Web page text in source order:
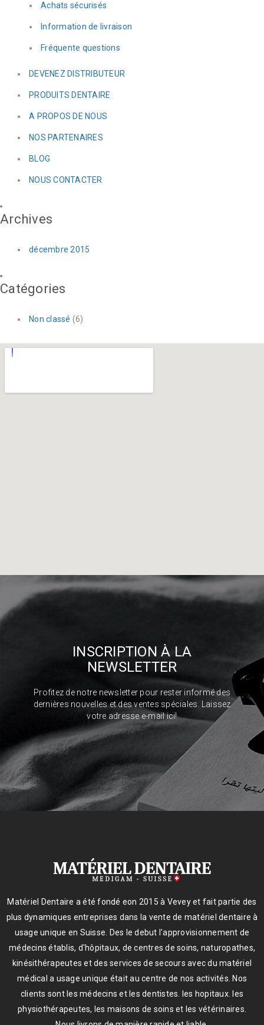
Achats sécurisés
Information de livraison
Fréquente questions
DEVENEZ DISTRIBUTEUR
PRODUITS DENTAIRE
A PROPOS DE NOUS
NOS PARTENAIRES
BLOG
NOUS CONTACTER
Archives
décembre 2015
Catégories
Non classé (6)
INSCRIPTION À LA
NEWSLETTER
Profitez de notre newsletter pour rester informé des
dernières nouvelles et des ventes spéciales. Laissez
votre adresse e-mail ici!
Matériel Dentaire a été fondé eon 2015 à Vevey et fait partie des
plus dynamiques entreprises dans la vente de matériel dentaire à
usage unique en Suisse. Des le debut l'approvisionnement de
médecins établis, d'hôpitaux, de centres de soins, naturopathes,
kinésithérapeutes et des services de secours avec du matériel
médical a usage unique était au centre de nos activités. Nos
clients sont les médecins et les dentistes. les hopitaux. les
physiothérapeutes, les maisons de soins et les vétérinaires.